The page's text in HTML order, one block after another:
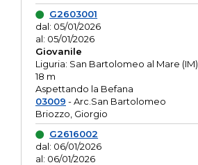
G2603001
dal: 05/01/2026
al: 05/01/2026
Giovanile
Liguria: San Bartolomeo al Mare (IM)
18 m
Aspettando la Befana
03009 - Arc.San Bartolomeo
Briozzo, Giorgio
G2616002
dal: 06/01/2026
al: 06/01/2026